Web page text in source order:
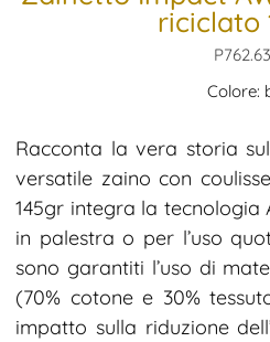
riciclato
Colore:
Racconta la vera storia
versatile zaino con
145gr integra la tecnologia
in palestra o per l’uso
sono garantiti l’uso di
(70% cotone e 30%
impatto sulla riduzione